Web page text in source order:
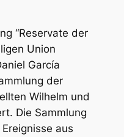
“Reservate der
Union
García
der
Wilhelm und
Die Sammlung
aus